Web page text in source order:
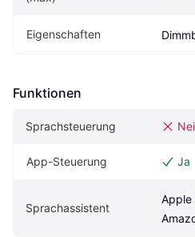
Eigenschaften
Funktionen
Sprachsteuerung
App-Steuerung Ja
Sprachassistent
Apple